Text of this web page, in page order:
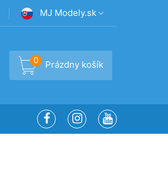
MJ Modely.sk
0 Prázdny košík